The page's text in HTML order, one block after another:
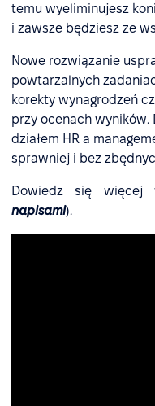
temu wyeliminujesz
i zawsze będziesz ze
Nowe rozwiązanie
powtarzalnych
korekty wynagrodzeń
przy ocenach wyników.
działem HR a
sprawniej i bez
Dowiedz się
napisami).